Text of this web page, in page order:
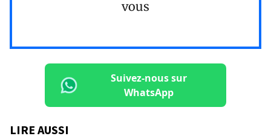
vous
Suivez-nous sur
WhatsApp
LIRE AUSSI